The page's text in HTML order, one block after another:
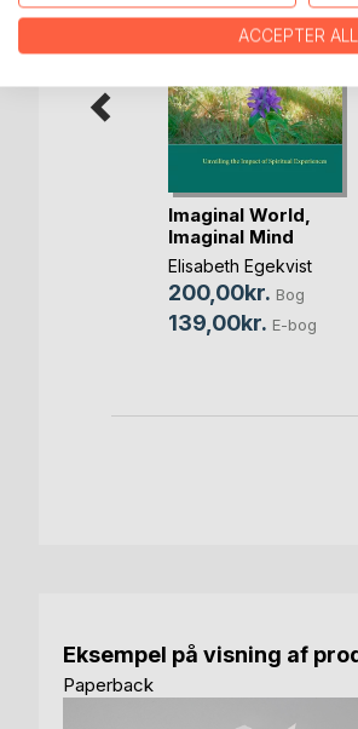
Imaginal World,
Imaginal Mind
Elisabeth Egekvist
200,00kr. Bog
139,00kr. E-bog
Eksempel på visning af
Paperback
ACCEPTER